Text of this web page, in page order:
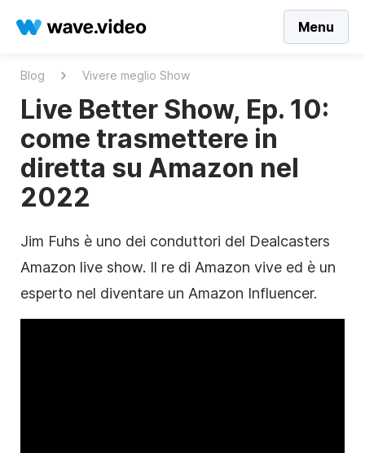
Menu
Blog Vivere meglio Show
Live Better Show, Ep. 10:
come trasmettere in
diretta su Amazon nel
2022
Jim Fuhs è uno dei conduttori del Dealcasters
Amazon live show. Il re di Amazon vive ed è un
esperto nel diventare un Amazon Influencer.